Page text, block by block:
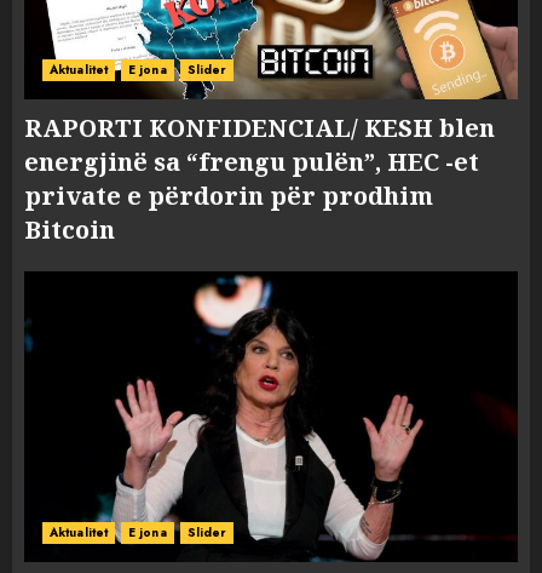
Aktualitet E jona Slider
RAPORTI KONFIDENCIAL/ KESH blen
energjinë sa “frengu pulën”, HEC -et
private e përdorin për prodhim
Bitcoin
Aktualitet E jona Slider